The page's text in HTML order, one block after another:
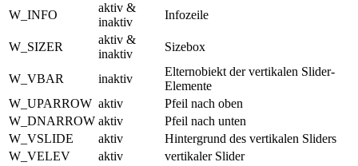
W_INFO
aktiv &
inaktiv
Infozeile
W_SIZER
aktiv &
inaktiv
Sizebox
W_VBAR inaktiv
Elternobiekt der vertikalen Slider-
Elemente
W_UPARROW aktiv
Pfeil nach oben
W_DNARROW aktiv
Pfeil nach unten
W_VSLIDE
aktiv
Hintergrund des vertikalen Sliders
W_VELEV
aktiv
vertikaler Slider